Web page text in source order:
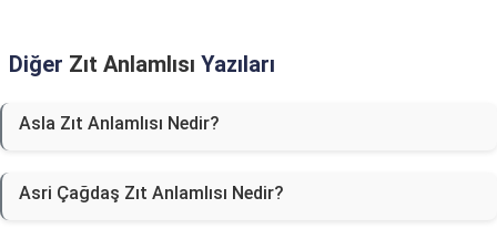
Diğer Zıt Anlamlısı Yazıları
Asla Zıt Anlamlısı Nedir?
Asri Çağdaş Zıt Anlamlısı Nedir?